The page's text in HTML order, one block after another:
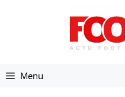
Menu